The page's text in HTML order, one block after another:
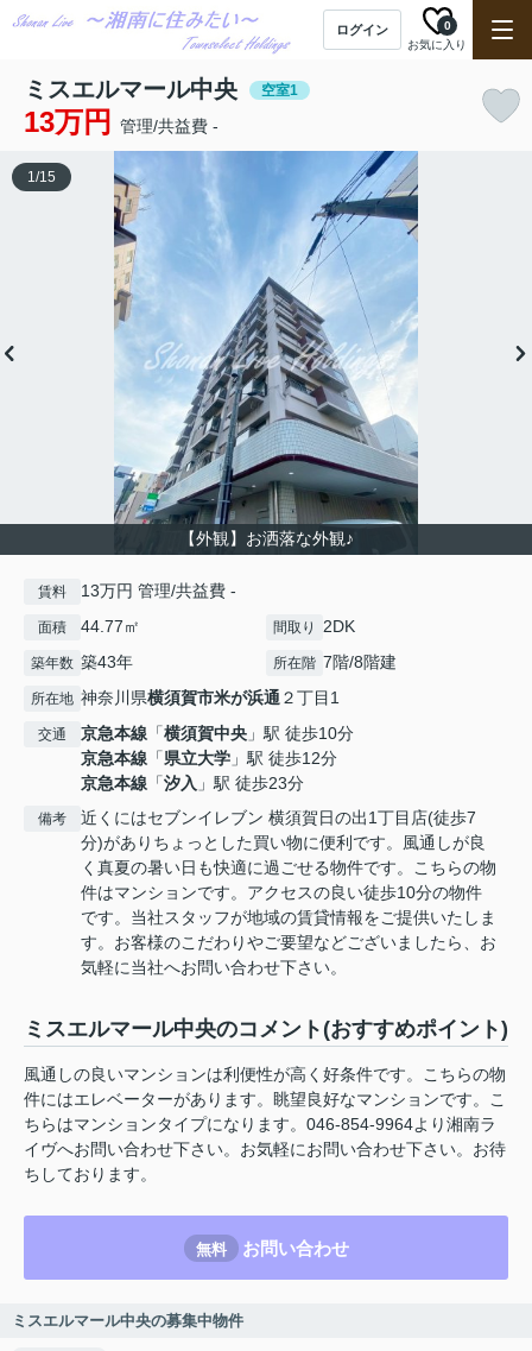
ログイン
お気に入り
0
ミスエルマール中央 空室1
13万円 管理/共益費 -
【外観】お洒落な外観♪
1/15
賃料 13万円 管理/共益費 -
面積 44.77㎡ 間取り 2DK
築年数 築43年 所在階 7階/8階建
所在地 神奈川県横須賀市米が浜通２丁目1
交通 京急本線 「横須賀中央 」駅 徒歩10分
京急本線 「県立大学 」駅 徒歩12分
京急本線 「汐入 」駅 徒歩23分
備考
近くにはセブンイレブン 横須賀日の出1丁目店(徒歩7
分)がありちょっとした買い物に便利です。風通しが良
く真夏の暑い日も快適に過ごせる物件です。こちらの物
件はマンションです。アクセスの良い徒歩10分の物件
です。当社スタッフが地域の賃貸情報をご提供いたしま
す。お客様のこだわりやご要望などございましたら、お
気軽に当社へお問い合わせ下さい。
ミスエルマール中央のコメント(おすすめポイント)
風通しの良いマンションは利便性が高く好条件です。こちらの物
件にはエレベーターがあります。眺望良好なマンションです。こ
ちらはマンションタイプになります。046-854-9964より湘南ラ
イヴへお問い合わせ下さい。お気軽にお問い合わせ下さい。お待
ちしております。
無料 お問い合わせ
ミスエルマール中央の募集中物件